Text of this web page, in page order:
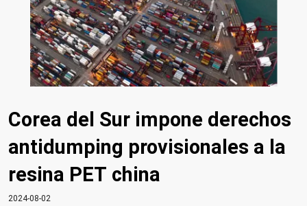
Corea del Sur impone derechos
antidumping provisionales a la
resina PET china
2024-08-02